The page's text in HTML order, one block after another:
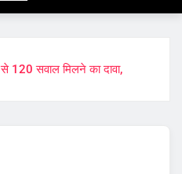
120 सवाल मिलने का दावा,